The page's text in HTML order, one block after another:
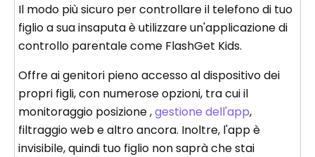
Il modo più sicuro per controllare il telefono di tuo
figlio a sua insaputa è utilizzare un'applicazione di
controllo parentale come FlashGet Kids.
Offre ai genitori pieno accesso al dispositivo dei
propri figli, con numerose opzioni, tra cui il
monitoraggio posizione ,gestione dell'app,
filtraggio web e altro ancora. Inoltre, l'app è
invisibile, quindi tuo figlio non saprà che stai